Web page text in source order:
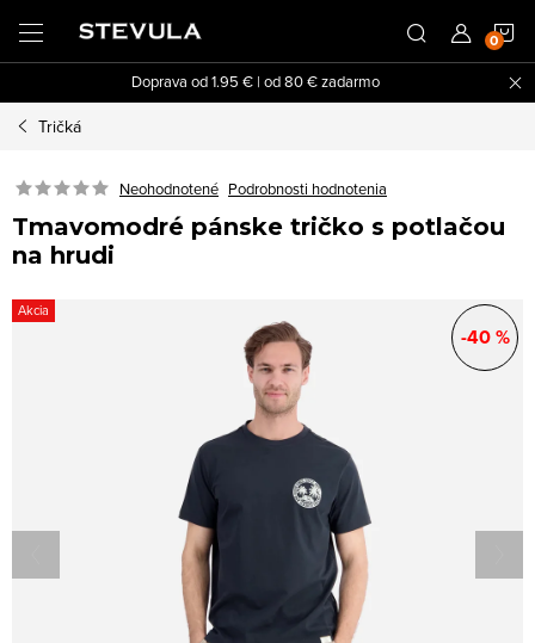
obsah
Doprava od 1.95 € | od 80 € zadarmo
Tričká
Neohodnotené Podrobnosti hodnotenia
Tmavomodré pánske tričko s potlačou
na hrudi
Akcia
-40 %